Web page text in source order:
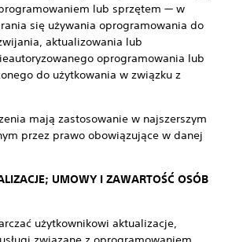
lub sprzętem — w
się używania oprogramowania do
aktualizowania lub
oprogramowania lub
do użytkowania w związku z
mają zastosowanie w najszerszym
przez prawo obowiązujące w danej
UMOWY I ZAWARTOŚĆ OSÓB
użytkownikowi aktualizacje,